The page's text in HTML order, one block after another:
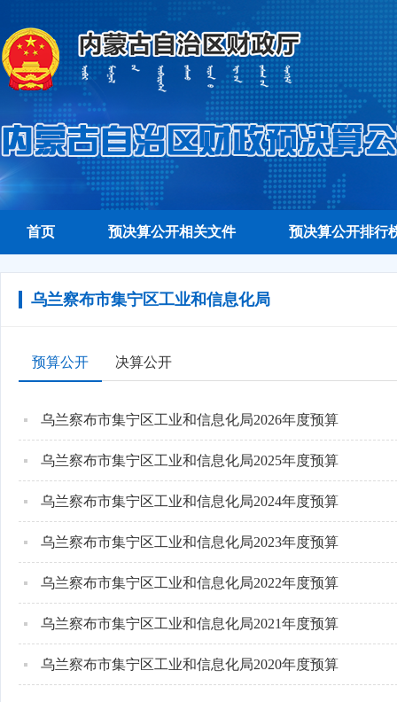
首页 预决算公开相关文件 预决算公开排行
乌兰察布市集宁区工业和信息化局
预算公开 决算公开
乌兰察布市集宁区工业和信息化局2026年度预算
乌兰察布市集宁区工业和信息化局2025年度预算
乌兰察布市集宁区工业和信息化局2024年度预算
乌兰察布市集宁区工业和信息化局2023年度预算
乌兰察布市集宁区工业和信息化局2022年度预算
乌兰察布市集宁区工业和信息化局2021年度预算
乌兰察布市集宁区工业和信息化局2020年度预算